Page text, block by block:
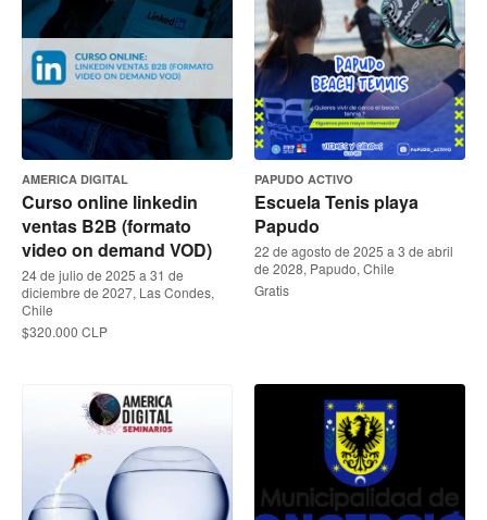
AMERICA DIGITAL
Curso online linkedin
ventas B2B (formato
video on demand VOD)
24 de julio de 2025 a 31 de
diciembre de 2027, Las Condes,
Chile
$320.000 CLP
PAPUDO ACTIVO
Escuela Tenis playa
Papudo
22 de agosto de 2025 a 3 de abril
de 2028, Papudo, Chile
Gratis